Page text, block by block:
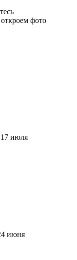
фото
17 июля
июня